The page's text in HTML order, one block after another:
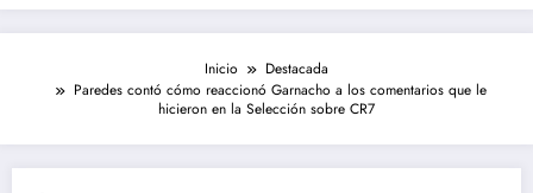
Inicio
Destacada
Paredes contó cómo reaccionó Garnacho a los comentarios que le
hicieron en la Selección sobre CR7